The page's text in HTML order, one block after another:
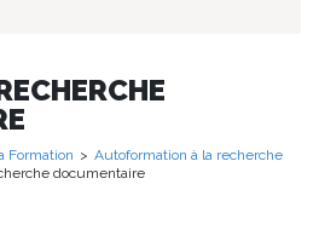
Formation > Autoformation à la recherche
documentaire